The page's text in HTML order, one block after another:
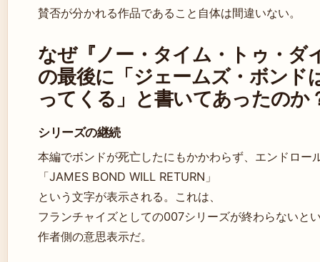
賛否が分かれる作品であること自体は間違いない。
なぜ『ノー・タイム・トゥ・ダ
の最後に「ジェームズ・ボンド
ってくる」と書いてあったのか
シリーズの継続
本編でボンドが死亡したにもかかわらず、エンドロー
「JAMES BOND WILL RETURN」
という文字が表示される。これは、
フランチャイズとしての007シリーズが終わらないと
作者側の意思表示だ。